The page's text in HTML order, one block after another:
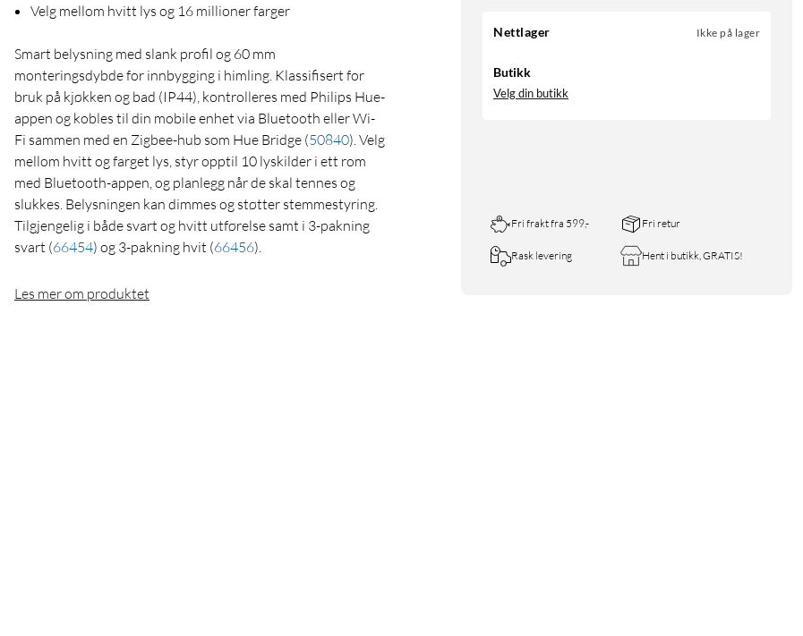
Nettlager Ikke på lager
Butikk
Velg din butikk
Fri frakt fra 599,- Fri retur
Rask levering Hent i butikk, GRATIS!
Velg mellom hvitt lys og 16 millioner farger
Smart belysning med slank profil og 60 mm
monteringsdybde for innbygging i himling. Klassifisert for
bruk på kjøkken og bad (IP44), kontrolleres med Philips Hue-
appen og kobles til din mobile enhet via Bluetooth eller Wi-
Fi sammen med en Zigbee-hub som Hue Bridge (50840). Velg
mellom hvitt og farget lys, styr opptil 10 lyskilder i ett rom
med Bluetooth-appen, og planlegg når de skal tennes og
slukkes. Belysningen kan dimmes og støtter stemmestyring.
Tilgjengelig i både svart og hvitt utførelse samt i 3-pakning
svart (66454) og 3-pakning hvit (66456).
Les mer om produktet